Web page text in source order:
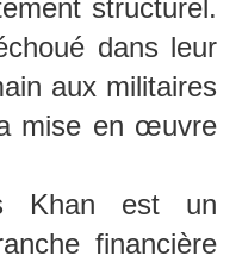
structurel.
dans leur
aux militaires
mise en œuvre
Khan est un
financière